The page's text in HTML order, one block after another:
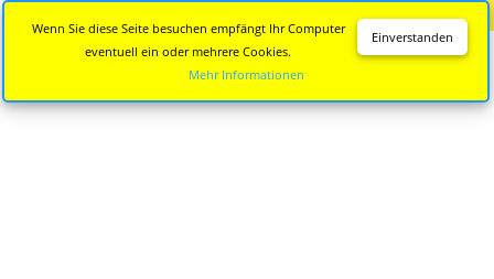
Einverstanden
Wenn Sie diese Seite besuchen empfängt Ihr Computer
eventuell ein oder mehrere Cookies.
Mehr Informationen